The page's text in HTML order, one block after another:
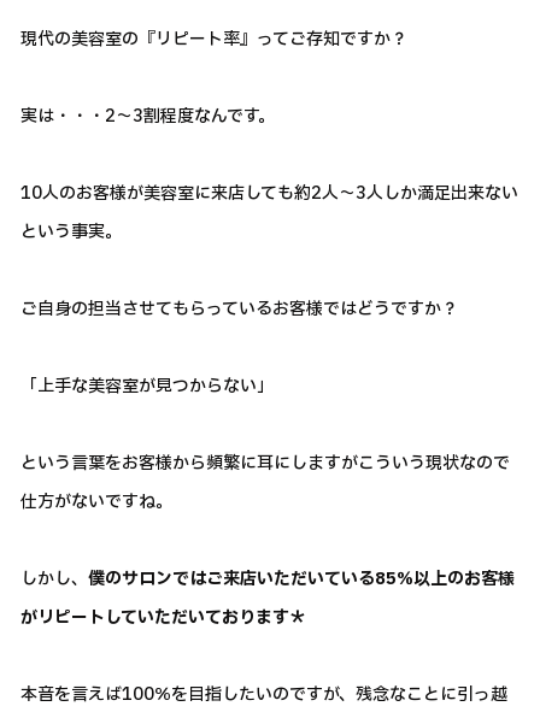
現代の美容室の『リピート率』ってご存知ですか？
実は・・・2～3割程度なんです。
10人のお客様が美容室に来店しても約2人～3人しか満足出来ない
という事実。
ご自身の担当させてもらっているお客様ではどうですか？
「上手な美容室が見つからない」
という言葉をお客様から頻繁に耳にしますがこういう現状なので
仕方がないですね。
しかし、 僕のサロンではご来店いただいている85％以上のお客様
がリピートしていただいております＊
本音を言えば100％を目指したいのですが、残念なことに引っ越